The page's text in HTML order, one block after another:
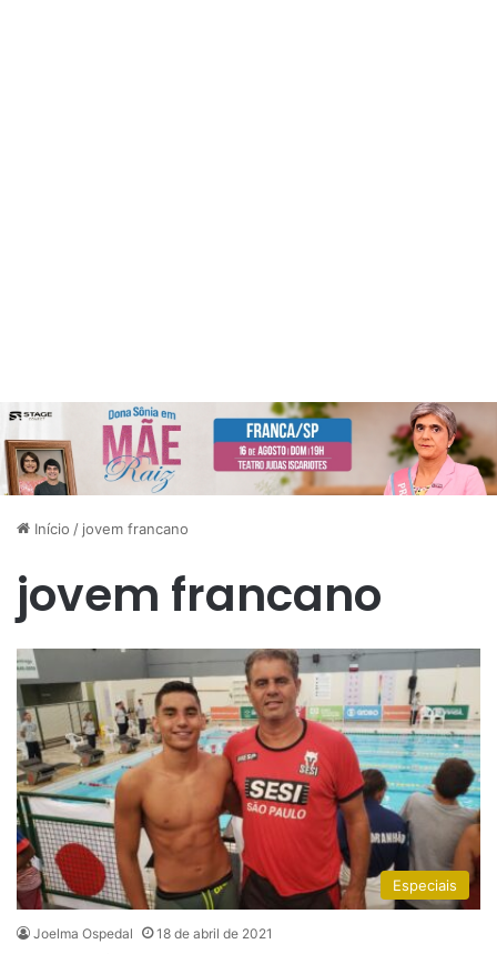
Início / jovem francano
jovem francano
Especiais
Joelma Ospedal 18 de abril de 2021